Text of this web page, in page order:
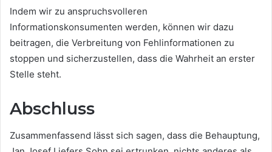
Indem wir zu anspruchsvolleren
Informationskonsumenten werden, können wir dazu
beitragen, die Verbreitung von Fehlinformationen zu
stoppen und sicherzustellen, dass die Wahrheit an erster
Stelle steht.
Abschluss
Zusammenfassend lässt sich sagen, dass die Behauptung,